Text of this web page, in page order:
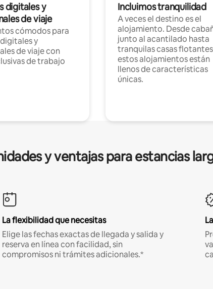
digitales y
de viaje
cómodos para
y
de viaje con
de trabajo
Incluimos tranquilidad
A veces el destino es el
alojamiento. Desde
junto al acantilado hasta
tranquilas casas
estos alojamientos están
llenos de características
únicas.
y ventajas para estancias
La flexibilidad que necesitas
Elige las fechas exactas de llegada y salida y
reserva en línea con facilidad, sin
compromisos ni trámites adicionales.*